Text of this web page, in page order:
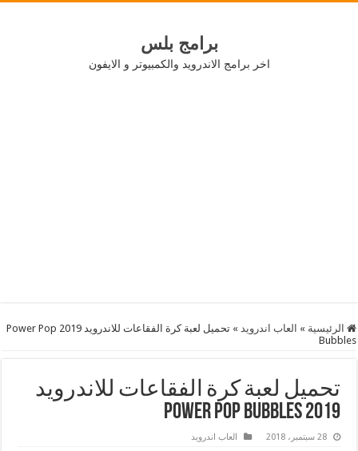
برامج بلس
اخر برامج الاندرويد والكمبيوتر و الايفون
الرئيسية » العاب اندرويد »
تحميل لعبة كرة الفقاعات للاندرويد 2019 Power Pop
Bubbles
تحميل لعبة كرة الفقاعات للاندرويد
2019 Power Pop Bubbles
28 سبتمبر، 2018 العاب اندرويد